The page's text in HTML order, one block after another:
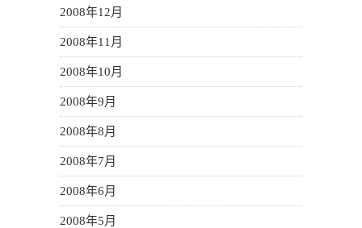
2008年12月
2008年11月
2008年10月
2008年9月
2008年8月
2008年7月
2008年6月
2008年5月